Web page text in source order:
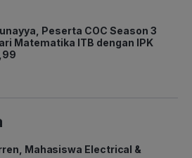
Peserta COC Season 3
Matematika ITB dengan IPK
Mahasiswa Electrical &